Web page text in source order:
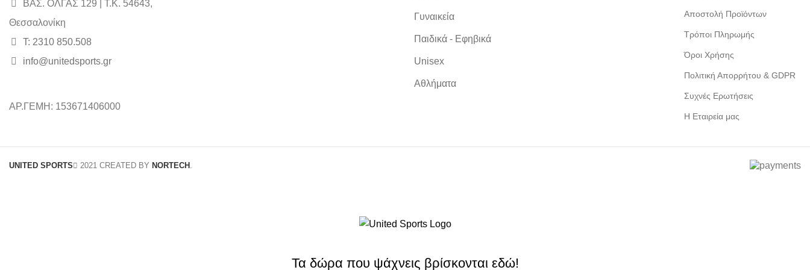
ΒΑΣ. ΟΛΓΑΣ 129 | Τ.Κ. 54643,
Θεσσαλονίκη
Τ: 2310 850.508
info@unitedsports.gr
ΑΡ.ΓΕΜΗ: 153671406000
Γυναικεία
Παιδικά - Εφηβικά
Unisex
Αθλήματα
Αποστολή Προϊόντων
Τρόποι Πληρωμής
Όροι Χρήσης
Πολιτική Απορρήτου & GDPR
Συχνές Ερωτήσεις
Η Εταιρεία μας
UNITED SPORTS 2021 CREATED BY NORTECH .
Τα δώρα που ψάχνεις βρίσκονται εδώ!